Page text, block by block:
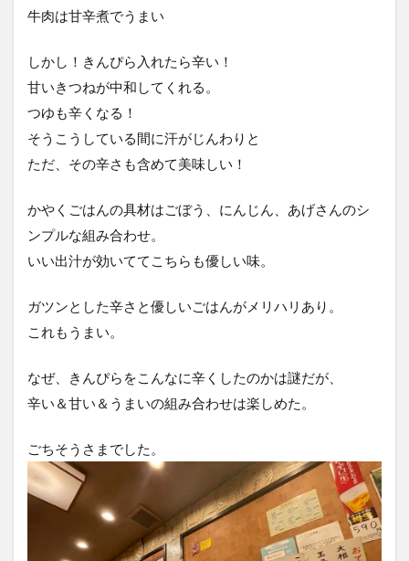
牛肉は甘辛煮でうまい
しかし！きんぴら入れたら辛い！
甘いきつねが中和してくれる。
つゆも辛くなる！
そうこうしている間に汗がじんわりと
ただ、その辛さも含めて美味しい！
かやくごはんの具材はごぼう、にんじん、あげさんのシ
ンプルな組み合わせ。
いい出汁が効いててこちらも優しい味。
ガツンとした辛さと優しいごはんがメリハリあり。
これもうまい。
なぜ、きんぴらをこんなに辛くしたのかは謎だが、
辛い＆甘い＆うまいの組み合わせは楽しめた。
ごちそうさまでした。